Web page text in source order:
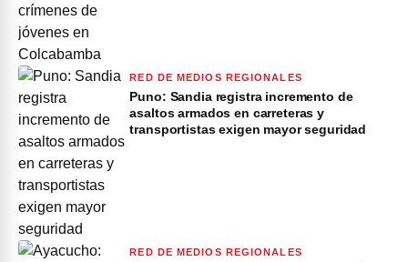
RED DE MEDIOS REGIONALES
Puno: Sandia registra incremento de
asaltos armados en carreteras y
transportistas exigen mayor seguridad
RED DE MEDIOS REGIONALES